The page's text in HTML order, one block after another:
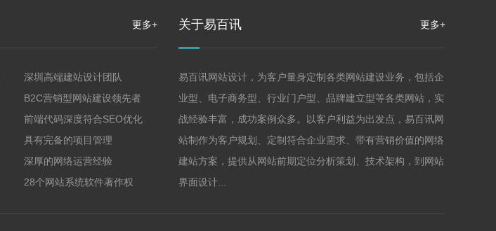
更多+
深圳高端建站设计团队
B2C营销型网站建设领先者
前端代码深度符合SEO优化
具有完备的项目管理
深厚的网络运营经验
28个网站系统软件著作权
关于易百讯 更多+
易百讯网站设计，为客户量身定制各类网站建设业务，包括企
业型、电子商务型、行业门户型、品牌建立型等各类网站，实
战经验丰富，成功案例众多。以客户利益为出发点，易百讯网
站制作为客户规划、定制符合企业需求、带有营销价值的网络
建站方案，提供从网站前期定位分析策划、技术架构，到网站
界面设计...